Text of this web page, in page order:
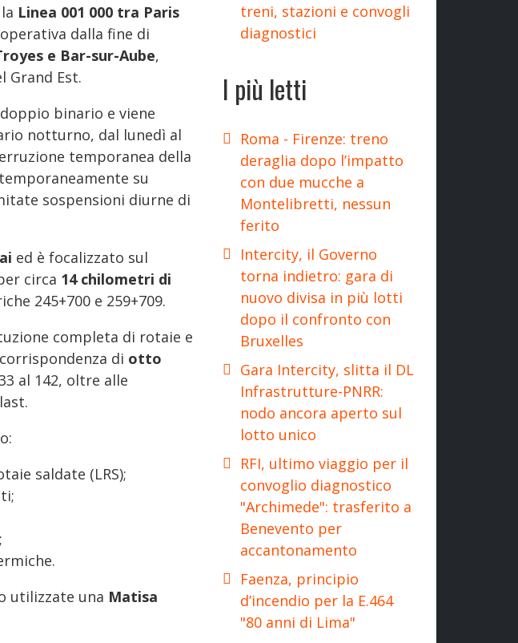
Linea 001 000 tra Paris
operativa dalla fine di
e Bar-sur-Aube,
Grand Est.
binario e viene
notturno, dal lunedì al
temporanea della
su
sospensioni diurne di
ed è focalizzato sul
circa 14 chilometri di
245+700 e 259+709.
completa di rotaie e
di otto
al 142, oltre alle
saldate (LRS);
utilizzate una Matisa
treni, stazioni e convogli
diagnostici
I più letti
Roma - Firenze: treno
deraglia dopo l’impatto
con due mucche a
Montelibretti, nessun
ferito
Intercity, il Governo
torna indietro: gara di
nuovo divisa in più lotti
dopo il confronto con
Bruxelles
Gara Intercity, slitta il DL
Infrastrutture-PNRR:
nodo ancora aperto sul
lotto unico
RFI, ultimo viaggio per il
convoglio diagnostico
"Archimede": trasferito a
Benevento per
accantonamento
Faenza, principio
d’incendio per la E.464
"80 anni di Lima"